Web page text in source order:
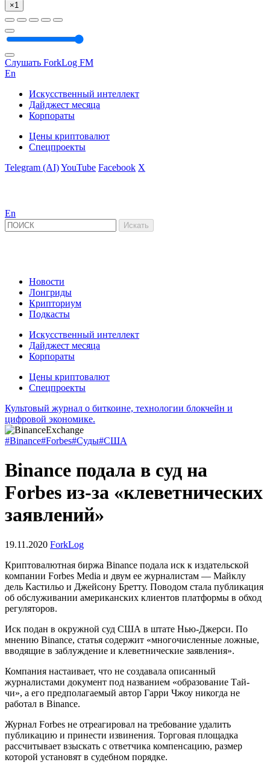
×1
Слушать ForkLog FM
En
Искусственный интеллект
Дайджест месяца
Корпораты
Цены криптовалют
Спецпроекты
Telegram (AI)YouTube Facebook X
En
Новости
Лонгриды
Крипториум
Подкасты
Искусственный интеллект
Дайджест месяца
Корпораты
Цены криптовалют
Спецпроекты
Культовый журнал о биткоине, технологии блокчейн и
цифровой экономике.
#Binance#Forbes#Суды#США
Binance подала в суд на
Forbes из-за «клеветнических
заявлений»
19.11.2020 ForkLog
Криптовалютная биржа Binance подала иск к издательской
компании Forbes Media и двум ее журналистам — Майклу
дель Кастильо и Джейсону Бретту. Поводом стала публикация
об обслуживании американских клиентов платформы в обход
регуляторов.
Иск подан в окружной суд США в штате Нью-Джерси. По
мнению Binance, статья содержит «многочисленные ложные,
вводящие в заблуждение и клеветнические заявления».
Компания настаивает, что не создавала описанный
журналистами документ под названием «образование Тай-
чи», а его предполагаемый автор Гарри Чжоу никогда не
работал в Binance.
Журнал Forbes не отреагировал на требование удалить
публикацию и принести извинения. Торговая площадка
рассчитывает взыскать с ответчика компенсацию, размер
которой установят в судебном порядке.